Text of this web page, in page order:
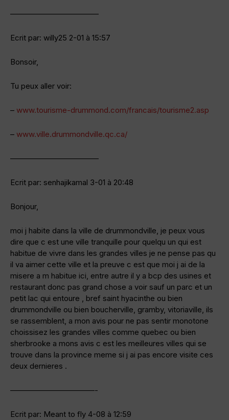
———————————–
Ecrit par: willy25 2-01 à 15:57
Bonsoir,
Tu peux aller voir:
– www.tourisme-drummond.com/francais/tourisme2.asp
– www.ville.drummondville.qc.ca/
———————————–
Ecrit par: senhajikamal 3-01 à 20:48
Bonjour,
moi j habite dans la ville de drummondville, je peux vous
dire que c est une ville tranquille pour quelqu un qui est
habitue de vivre dans les grandes villes je ne pense pas qu
il va aimer cette ville et la preuve c est que moi j ai de la
misere a m habitue ici, entre autre il y a bcp des usines et
restaurant donc pas grand chose a voir sauf un parc et un
petit lac qui entoure , bref saint hyacinthe ou bien
drummondville ou bien boucherville, gramby, vitoriaville, ils
se rassemblent, a mon avis pour ne pas sentir monotone
choissisez les grandes villes comme quebec ou bien
sherbrooke a mons avis c est les meilleures villes qui se
trouve dans la province meme si j ai pas encore visite ces
deux dernieres .
———————————-
Ecrit par: Meant to fly 4-08 à 12:59